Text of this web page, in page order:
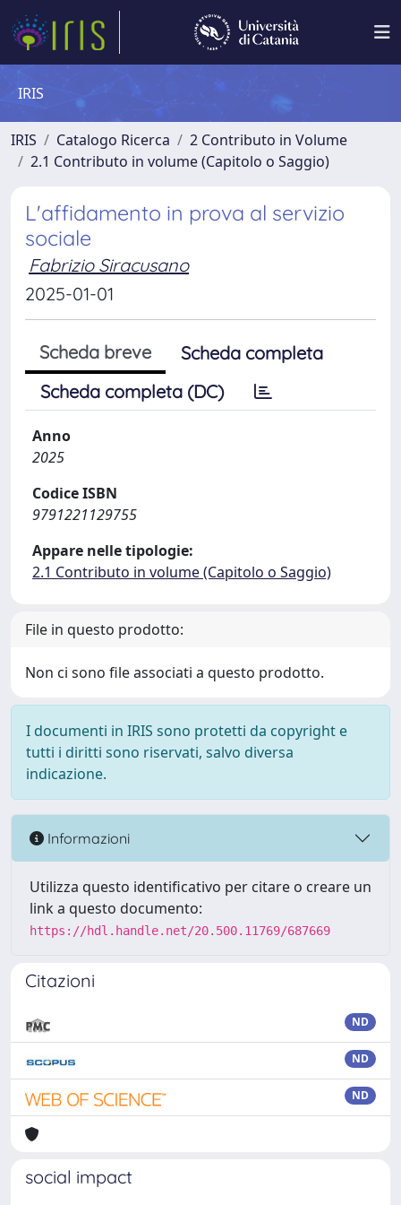
IRIS
IRIS Catalogo Ricerca
2 Contributo in Volume
2.1 Contributo in volume (Capitolo o Saggio)
L'affidamento in prova al servizio
sociale
Fabrizio Siracusano
2025-01-01
Scheda breve
Scheda completa
Scheda completa (DC)
Anno
2025
Codice ISBN
9791221129755
Appare nelle tipologie:
2.1 Contributo in volume (Capitolo o Saggio)
File in questo prodotto:
Non ci sono file associati a questo prodotto.
I documenti in IRIS sono protetti da copyright e
tutti i diritti sono riservati, salvo diversa
indicazione.
Informazioni
Utilizza questo identificativo per citare o creare un
link a questo documento:
https://hdl.handle.net/20.500.11769/687669
Citazioni
ND
ND
ND
social impact